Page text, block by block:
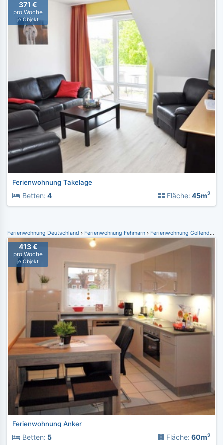
371 €
pro Woche
je Objekt
Ferienwohnung Takelage
Betten: 4 Fläche: 45m2
Ferienwohnung Deutschland Ferienwohnung Fehmarn Ferienwohnung Gollendorf
413 €
pro Woche
je Objekt
Ferienwohnung Anker
Betten: 5 Fläche: 60m2